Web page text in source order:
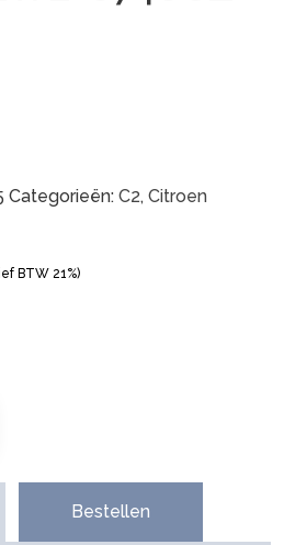
Categorieën: C2, Citroen
BTW 21%)
Bestellen